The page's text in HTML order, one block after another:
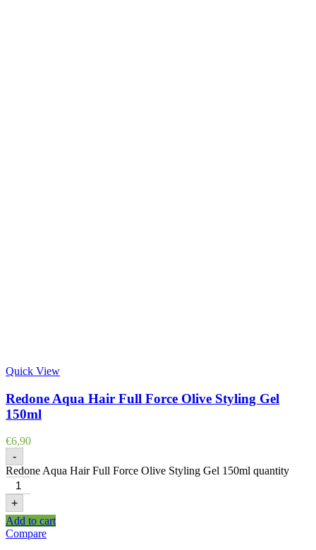
Quick View
Redone Aqua Hair Full Force Olive Styling Gel
150ml
€6,90
-
Redone Aqua Hair Full Force Olive Styling Gel 150ml quantity
+
Add to cart
Compare